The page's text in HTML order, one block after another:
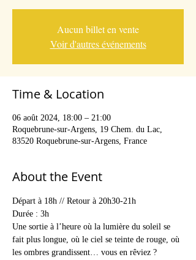
Aucun billet en vente
Voir d'autres événements
Time & Location
06 août 2024, 18:00 – 21:00
Roquebrune-sur-Argens, 19 Chem. du Lac,
83520 Roquebrune-sur-Argens, France
About the Event
Départ à 18h // Retour à 20h30-21h
Durée : 3h
Une sortie à l’heure où la lumière du soleil se
fait plus longue, où le ciel se teinte de rouge, où
les ombres grandissent… vous en rêviez ?